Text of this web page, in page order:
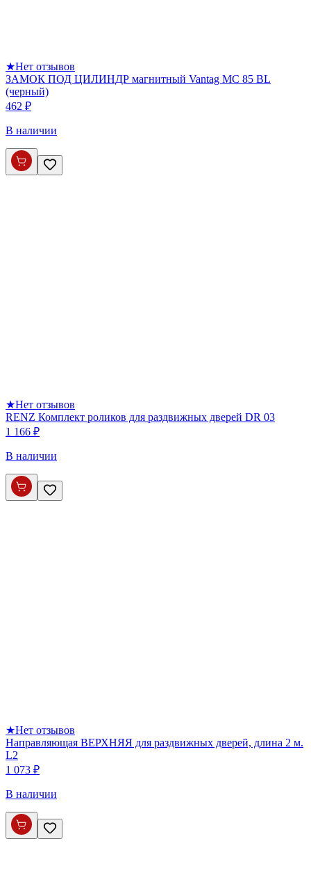
★Нет отзывов
ЗАМОК ПОД ЦИЛИНДР магнитный Vantag МС 85 BL
(черный)
462 ₽
В наличии
★Нет отзывов
RENZ Комплект роликов для раздвижных дверей DR 03
1 166 ₽
В наличии
★Нет отзывов
Направляющая ВЕРХНЯЯ для раздвижных дверей, длина 2 м.
L2
1 073 ₽
В наличии